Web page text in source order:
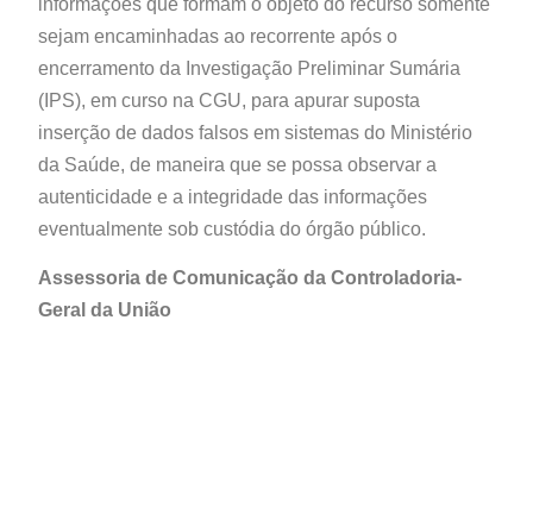
informações que formam o objeto do recurso somente
sejam encaminhadas ao recorrente após o
encerramento da Investigação Preliminar Sumária
(IPS), em curso na CGU, para apurar suposta
inserção de dados falsos em sistemas do Ministério
da Saúde, de maneira que se possa observar a
autenticidade e a integridade das informações
eventualmente sob custódia do órgão público.
Assessoria de Comunicação da Controladoria-
Geral da União